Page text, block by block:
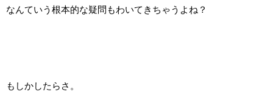
なんていう根本的な疑問もわいてきちゃうよね？
もしかしたらさ。